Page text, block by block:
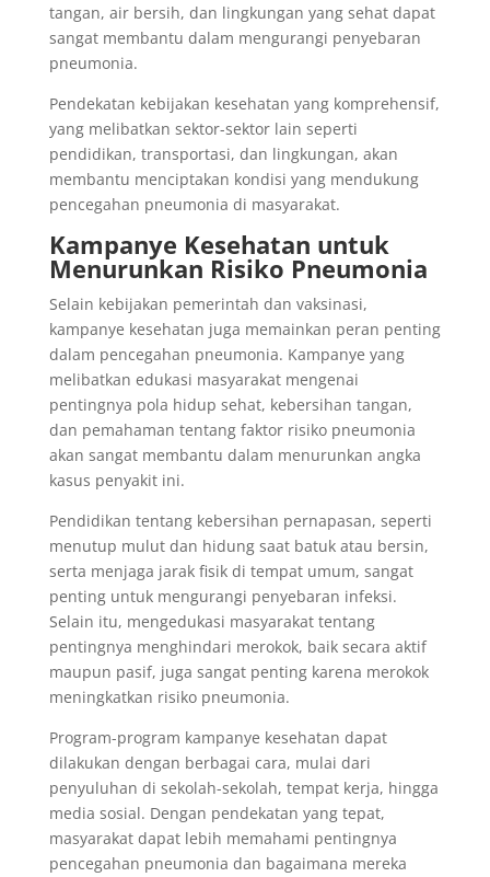
tangan, air bersih, dan lingkungan yang sehat dapat
sangat membantu dalam mengurangi penyebaran
pneumonia.
Pendekatan kebijakan kesehatan yang komprehensif,
yang melibatkan sektor-sektor lain seperti
pendidikan, transportasi, dan lingkungan, akan
membantu menciptakan kondisi yang mendukung
pencegahan pneumonia di masyarakat.
Kampanye Kesehatan untuk
Menurunkan Risiko Pneumonia
Selain kebijakan pemerintah dan vaksinasi,
kampanye kesehatan juga memainkan peran penting
dalam pencegahan pneumonia. Kampanye yang
melibatkan edukasi masyarakat mengenai
pentingnya pola hidup sehat, kebersihan tangan,
dan pemahaman tentang faktor risiko pneumonia
akan sangat membantu dalam menurunkan angka
kasus penyakit ini.
Pendidikan tentang kebersihan pernapasan, seperti
menutup mulut dan hidung saat batuk atau bersin,
serta menjaga jarak fisik di tempat umum, sangat
penting untuk mengurangi penyebaran infeksi.
Selain itu, mengedukasi masyarakat tentang
pentingnya menghindari merokok, baik secara aktif
maupun pasif, juga sangat penting karena merokok
meningkatkan risiko pneumonia.
Program-program kampanye kesehatan dapat
dilakukan dengan berbagai cara, mulai dari
penyuluhan di sekolah-sekolah, tempat kerja, hingga
media sosial. Dengan pendekatan yang tepat,
masyarakat dapat lebih memahami pentingnya
pencegahan pneumonia dan bagaimana mereka